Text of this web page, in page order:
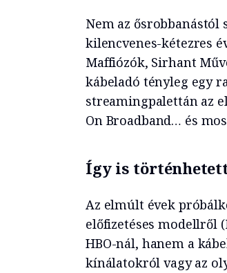
Nem az
kilencvenes-kétezres
Maffiózók, Sirhant
kábeladó tényleg egy
streamingpalettán az
On Broadband… és
Így is
Az elmúlt évek
előfizetéses modellről
HBO-nál, hanem a
kínálatokról vagy az